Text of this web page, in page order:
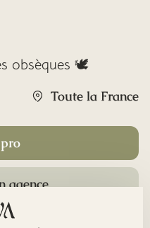
obsèques 🕊️
Toute la France
agence